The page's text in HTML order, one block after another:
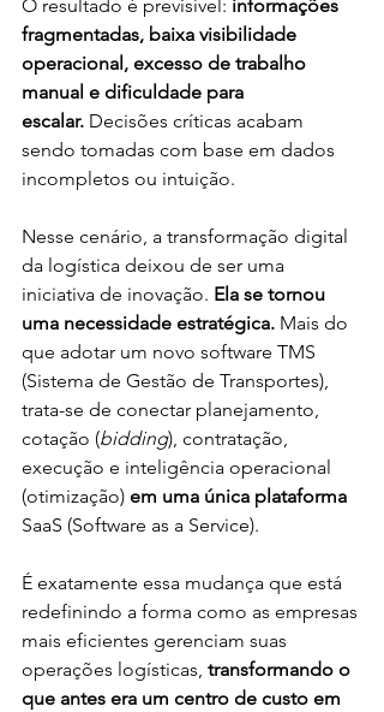
O resultado é previsível: informações
fragmentadas, baixa visibilidade
operacional, excesso de trabalho
manual e dificuldade para
escalar. Decisões críticas acabam
sendo tomadas com base em dados
incompletos ou intuição.
Nesse cenário, a transformação digital
da logística deixou de ser uma
iniciativa de inovação. Ela se tornou
uma necessidade estratégica. Mais do
que adotar um novo software TMS
(Sistema de Gestão de Transportes),
trata-se de conectar planejamento,
cotação (bidding), contratação,
execução e inteligência operacional
(otimização) em uma única plataforma
SaaS (Software as a Service).
É exatamente essa mudança que está
redefinindo a forma como as empresas
mais eficientes gerenciam suas
operações logísticas, transformando o
que antes era um centro de custo em